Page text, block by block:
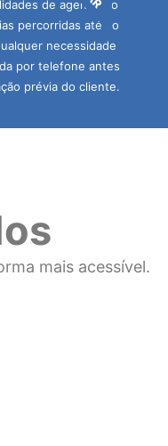
de agenda no
percorridas até ao
necessidade
por telefone antes
prévia do cliente.
mais acessível.